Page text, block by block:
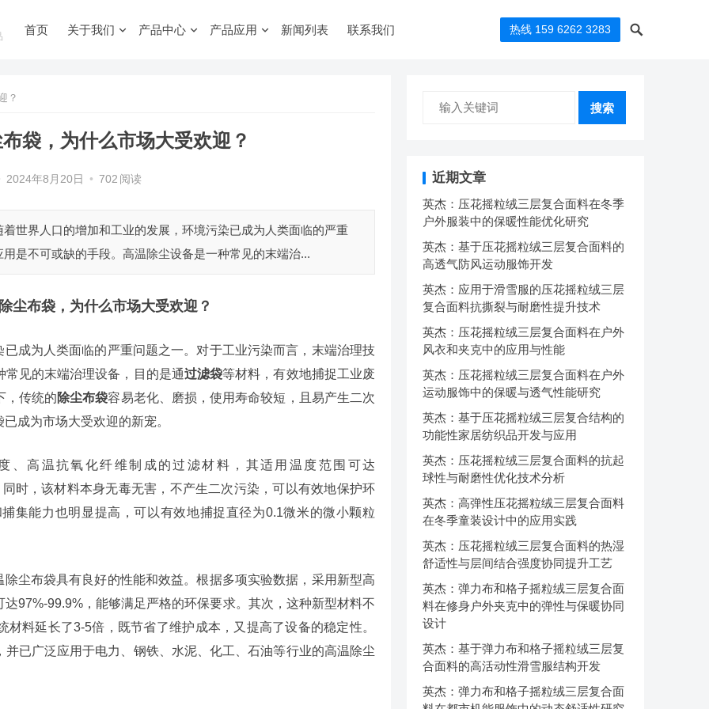
首页 关于我们 产品中心 产品应用 新闻列表 联系我们 热线 159 6262 3283
？
袋，为什么市场大受欢迎？
2024年8月20日 • 702 阅读
世界人口的增加和工业的发展，环境污染已成为人类面临的严重
是不可或缺的手段。高温除尘设备是一种常见的末端治...
尘布袋 ，为什么市场大受欢迎？
成为人类面临的严重问题之一。对于工业污染而言，末端治理技
常见的末端治理设备，目的是通过滤袋等材料，有效地捕捉工业废
，传统的除尘布袋容易老化、磨损，使用寿命较短，且易产生二次
成为市场大受欢迎的新宠。
、高温抗氧化纤维制成的过滤材料，其适用温度范围可达
时，该材料本身无毒无害，不产生二次污染，可以有效地保护环
集能力也明显提高，可以有效地捕捉直径为0.1微米的微小颗粒
尘布袋具有良好的性能和效益。根据多项实验数据，采用新型高
97%-99.9%，能够满足严格的环保要求。其次，这种新型材料不
料延长了3-5倍，既节省了维护成本，又提高了设备的稳定性。
已广泛应用于电力、钢铁、水泥、化工、石油等行业的高温除尘
搜索
近期文章
英杰：压花摇粒绒三层复合面料在冬季
户外服装中的保暖性能优化研究
英杰：基于压花摇粒绒三层复合面料的
高透气防风运动服饰开发
英杰：应用于滑雪服的压花摇粒绒三层
复合面料抗撕裂与耐磨性提升技术
英杰：压花摇粒绒三层复合面料在户外
风衣和夹克中的应用与性能
英杰：压花摇粒绒三层复合面料在户外
运动服饰中的保暖与透气性能研究
英杰：基于压花摇粒绒三层复合结构的
功能性家居纺织品开发与应用
英杰：压花摇粒绒三层复合面料的抗起
球性与耐磨性优化技术分析
英杰：高弹性压花摇粒绒三层复合面料
在冬季童装设计中的应用实践
英杰：压花摇粒绒三层复合面料的热湿
舒适性与层间结合强度协同提升工艺
英杰：弹力布和格子摇粒绒三层复合面
料在修身户外夹克中的弹性与保暖协同
设计
英杰：基于弹力布和格子摇粒绒三层复
合面料的高活动性滑雪服结构开发
英杰：弹力布和格子摇粒绒三层复合面